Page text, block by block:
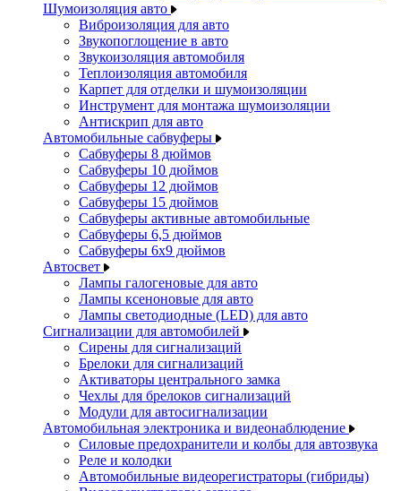
Шумоизоляция авто
Виброизоляция для авто
Звукопоглощение в авто
Звукоизоляция автомобиля
Теплоизоляция автомобиля
Карпет для отделки и шумоизоляции
Инструмент для монтажа шумоизоляции
Антискрип для авто
Автомобильные сабвуферы
Сабвуферы 8 дюймов
Сабвуферы 10 дюймов
Сабвуферы 12 дюймов
Сабвуферы 15 дюймов
Сабвуферы активные автомобильные
Сабвуферы 6,5 дюймов
Сабвуферы 6x9 дюймов
Автосвет
Лампы галогеновые для авто
Лампы ксеноновые для авто
Лампы светодиодные (LED) для авто
Сигнализации для автомобилей
Сирены для сигнализаций
Брелоки для сигнализаций
Активаторы центрального замка
Чехлы для брелоков сигнализаций
Модули для автосигнализации
Автомобильная электроника и видеонаблюдение
Силовые предохранители и колбы для автозвука
Реле и колодки
Автомобильные видеорегистраторы (гибриды)